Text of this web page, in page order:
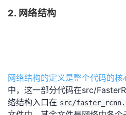
2. 网络结构
网络结构的定义是整个代码的核
中，这一部分代码在src/
络结构入口在 src/